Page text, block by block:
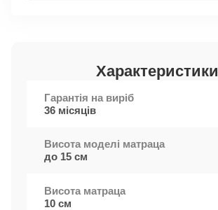
Характеристики
Гарантія на виріб
36 місяців
Висота моделі матраца
до 15 см
Висота матраца
10 см